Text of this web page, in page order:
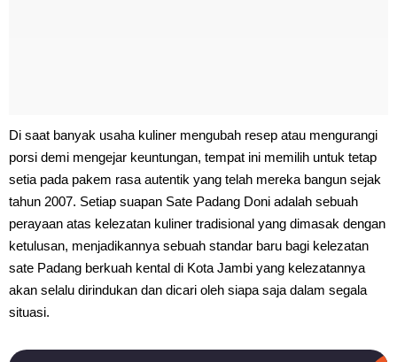
Di saat banyak usaha kuliner mengubah resep atau mengurangi
porsi demi mengejar keuntungan, tempat ini memilih untuk tetap
setia pada pakem rasa autentik yang telah mereka bangun sejak
tahun 2007. Setiap suapan Sate Padang Doni adalah sebuah
perayaan atas kelezatan kuliner tradisional yang dimasak dengan
ketulusan, menjadikannya sebuah standar baru bagi kelezatan
sate Padang berkuah kental di Kota Jambi yang kelezatannya
akan selalu dirindukan dan dicari oleh siapa saja dalam segala
situasi.